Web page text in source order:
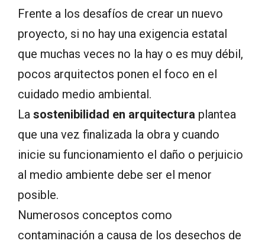
Frente a los desafíos de crear un nuevo
proyecto, si no hay una exigencia estatal
que muchas veces no la hay o es muy débil,
pocos arquitectos ponen el foco en el
cuidado medio ambiental.
La sostenibilidad en arquitectura plantea
que una vez finalizada la obra y cuando
inicie su funcionamiento el daño o perjuicio
al medio ambiente debe ser el menor
posible.
Numerosos conceptos como
contaminación a causa de los desechos de